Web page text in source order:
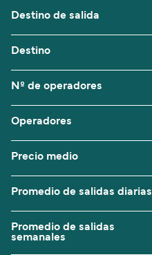
Destino de salida
Destino
Nº de operadores
Operadores
Precio medio
Promedio de salidas diarias
Promedio de salidas
semanales